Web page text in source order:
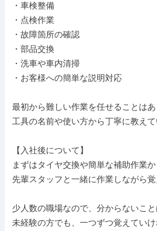
・車検整備
・点検作業
・故障箇所の確認
・部品交換
・洗車や車内清掃
・お客様への簡単な説明対応
最初から難しい作業を任せることはあ
工具の名前や使い方から丁寧に教えて
【入社後について】
まずはタイヤ交換や簡単な補助作業か
先輩スタッフと一緒に作業しながら覚
少人数の職場なので、分からないこと
未経験の方でも、一つずつ覚えていけ